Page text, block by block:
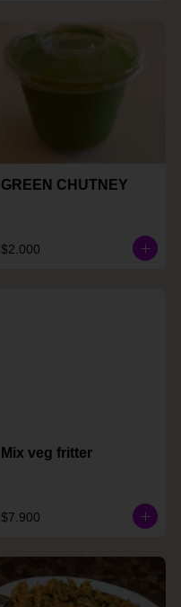
GREEN CHUTNEY
$2.000
Mix veg fritter
$7.900